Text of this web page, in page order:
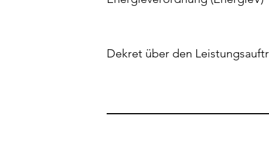
Dekret über den